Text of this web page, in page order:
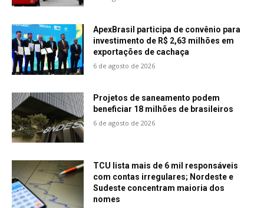
ApexBrasil participa de convênio para
investimento de R$ 2,63 milhões em
exportações de cachaça
6 de agosto de 2026
Projetos de saneamento podem
beneficiar 18 milhões de brasileiros
6 de agosto de 2026
TCU lista mais de 6 mil responsáveis
com contas irregulares; Nordeste e
Sudeste concentram maioria dos
nomes